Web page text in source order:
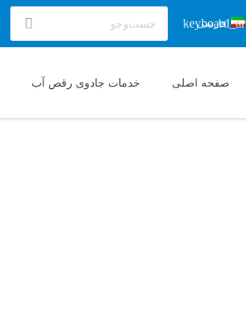
فارسی
صفحه اصلی خدمات جادوی رقص آب